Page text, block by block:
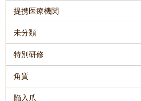
提携医療機関
未分類
特別研修
角質
陥入爪